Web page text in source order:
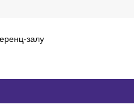
залу